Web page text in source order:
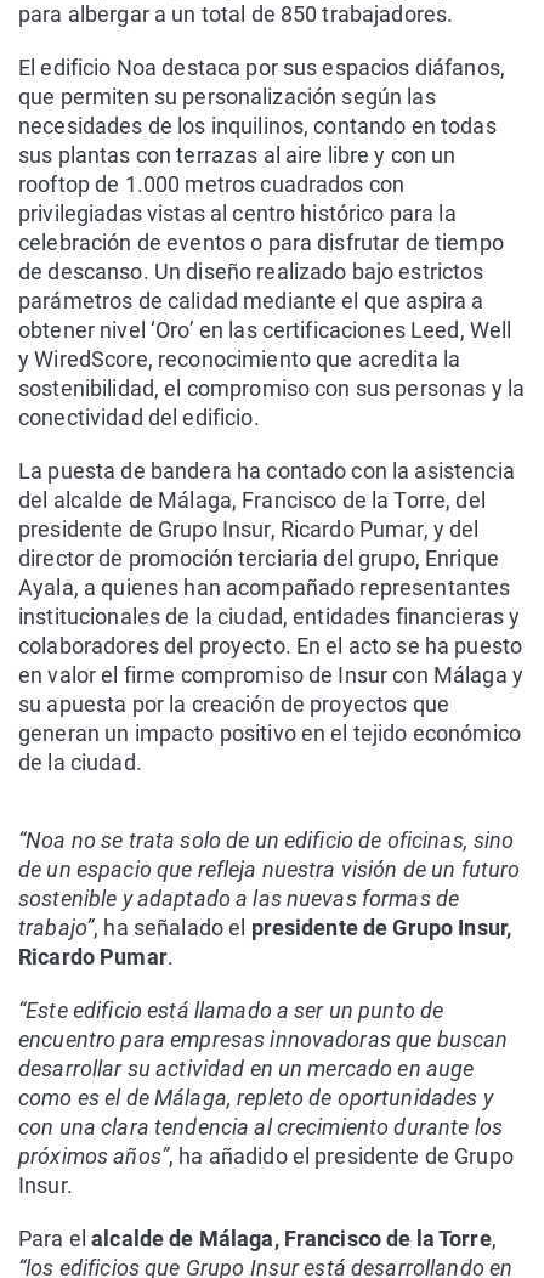
para albergar a un total de 850 trabajadores.
El edificio Noa destaca por sus espacios diáfanos,
que permiten su personalización según las
necesidades de los inquilinos, contando en todas
sus plantas con terrazas al aire libre y con un
rooftop de 1.000 metros cuadrados con
privilegiadas vistas al centro histórico para la
celebración de eventos o para disfrutar de tiempo
de descanso. Un diseño realizado bajo estrictos
parámetros de calidad mediante el que aspira a
obtener nivel ‘Oro’ en las certificaciones Leed, Well
y WiredScore, reconocimiento que acredita la
sostenibilidad, el compromiso con sus personas y la
conectividad del edificio.
La puesta de bandera ha contado con la asistencia
del alcalde de Málaga, Francisco de la Torre, del
presidente de Grupo Insur, Ricardo Pumar, y del
director de promoción terciaria del grupo, Enrique
Ayala, a quienes han acompañado representantes
institucionales de la ciudad, entidades financieras y
colaboradores del proyecto. En el acto se ha puesto
en valor el firme compromiso de Insur con Málaga y
su apuesta por la creación de proyectos que
generan un impacto positivo en el tejido económico
de la ciudad.
“Noa no se trata solo de un edificio de oficinas, sino
de un espacio que refleja nuestra visión de un futuro
sostenible y adaptado a las nuevas formas de
trabajo”, ha señalado el presidente de Grupo Insur,
Ricardo Pumar.
“Este edificio está llamado a ser un punto de
encuentro para empresas innovadoras que buscan
desarrollar su actividad en un mercado en auge
como es el de Málaga, repleto de oportunidades y
con una clara tendencia al crecimiento durante los
próximos años”, ha añadido el presidente de Grupo
Insur.
Para elalcalde de Málaga, Francisco de la Torre,
“los edificios que Grupo Insur está desarrollando en